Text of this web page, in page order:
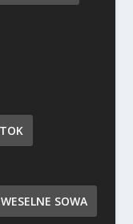
SOWA